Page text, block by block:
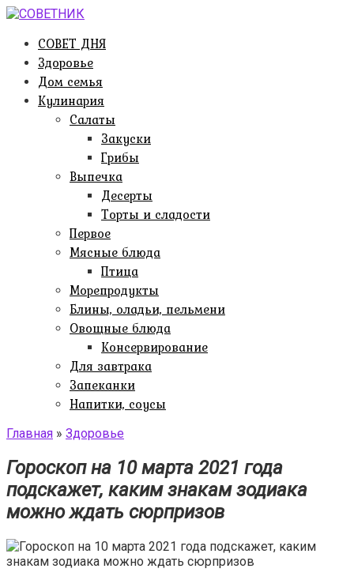
Перейти
контентуСОВЕТ ДНЯ
Здоровье
Дом семья
Кулинария
Салаты
Закуски
Грибы
Выпечка
Десерты
Торты и сладости
Первое
Мясные блюда
Птица
Морепродукты
Блины, оладьи, пельмени
Овощные блюда
Консервирование
Для завтрака
Запеканки
Напитки, соусы
Главная » Здоровье
Гороскоп на 10 марта 2021 года
подскажет, каким знакам зодиака
можно ждать сюрпризов